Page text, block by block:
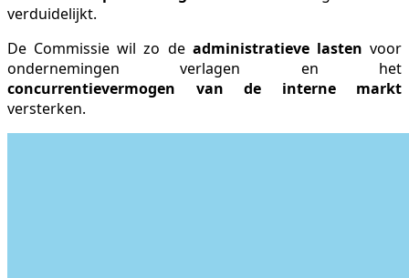
verduidelijkt.
De Commissie wil zo de administratieve lasten voor
ondernemingen verlagen en het
concurrentievermogen van de interne markt
versterken.